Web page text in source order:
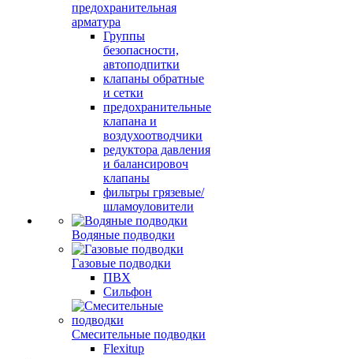
предохранительная
арматура
Группы
безопасности,
автоподпитки
клапаны обратные
и сетки
предохранительные
клапана и
воздухоотводчики
редуктора давления
и балансировоч
клапаны
фильтры грязевые/
шламоуловители
Водяные подводки
Газовые подводки
ПВХ
Сильфон
Смесительные подводки
Flexitup